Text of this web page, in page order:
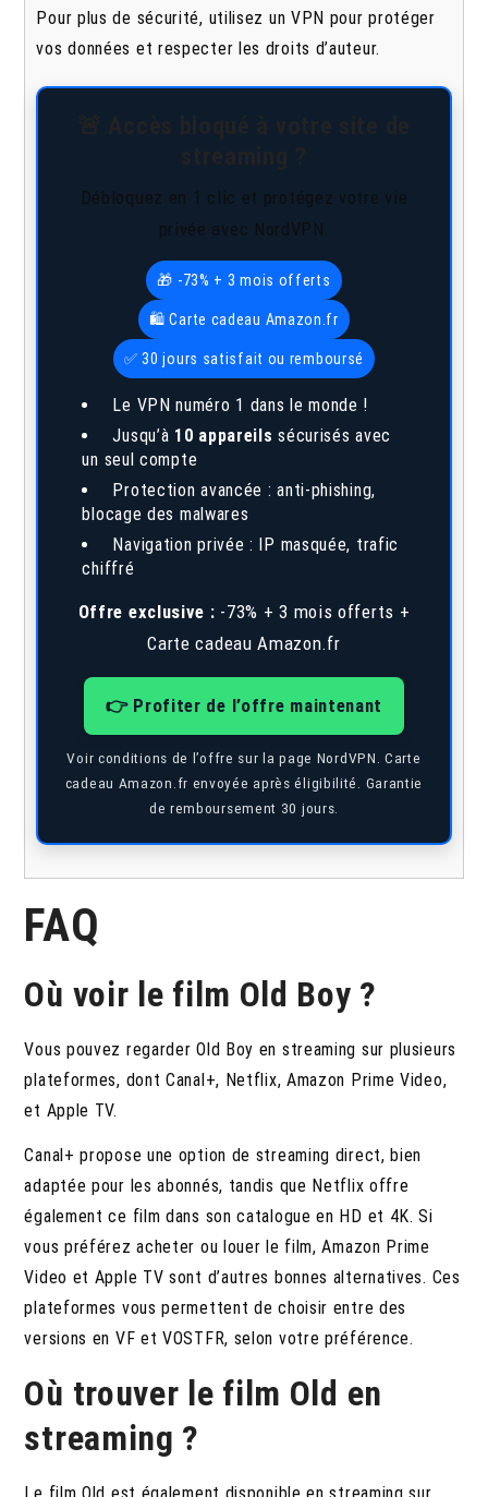
Pour plus de sécurité, utilisez un VPN pour protéger
vos données et respecter les droits d’auteur.
Débloquez en 1 clic et protégez votre vie
privée avec NordVPN.
🎁 -73% + 3 mois offerts
🛍️ Carte cadeau Amazon.fr
✅ 30 jours satisfait ou remboursé
Le VPN numéro 1 dans le monde !
Jusqu’à 10 appareils sécurisés avec
un seul compte
Protection avancée : anti-phishing,
blocage des malwares
Navigation privée : IP masquée, trafic
chiffré
Offre exclusive : -73% + 3 mois offerts +
Carte cadeau Amazon.fr
👉 Profiter de l’offre maintenant
Voir conditions de l’offre sur la page NordVPN. Carte
cadeau Amazon.fr envoyée après éligibilité. Garantie
de remboursement 30 jours.
FAQ
Où voir le film Old Boy ?
Vous pouvez regarder Old Boy en streaming sur plusieurs
plateformes, dont Canal+, Netflix, Amazon Prime Video,
et Apple TV.
Canal+ propose une option de streaming direct, bien
adaptée pour les abonnés, tandis que Netflix offre
également ce film dans son catalogue en HD et 4K. Si
vous préférez acheter ou louer le film, Amazon Prime
Video et Apple TV sont d’autres bonnes alternatives. Ces
plateformes vous permettent de choisir entre des
versions en VF et VOSTFR, selon votre préférence.
Où trouver le film Old en
streaming ?